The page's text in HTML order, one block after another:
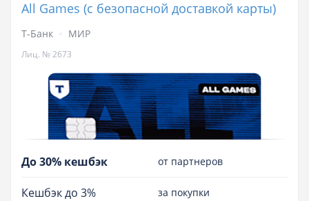
All Games (с безопасной доставкой карты)
Т-Банк МИР
Лиц. № 2673
До 30% кешбэк от партнеров
Кешбэк до 3% за покупки